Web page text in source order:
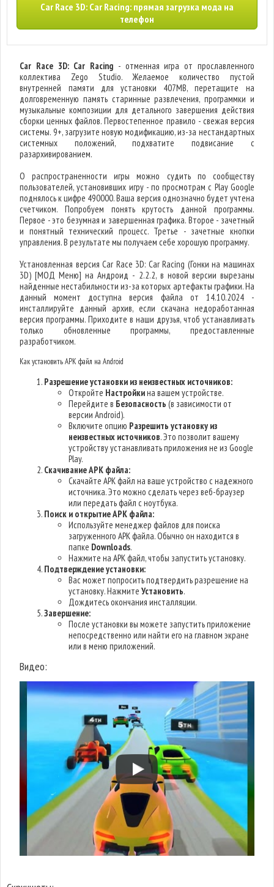
Car Race 3D: Car Racing: прямая загрузка мода на
телефон
Car Race 3D: Car Racing - отменная игра от прославленного
коллектива Zego Studio. Желаемое количество пустой
внутренней памяти для установки 407MB, перетащите на
долговременную память старинные развлечения, программки и
музыкальные композиции для детального завершения действия
сборки ценных файлов. Первостепенное правило - свежая версия
системы. 9+, загрузите новую модификацию, из-за нестандартных
системных положений, подхватите подвисание с
разархивированием.
О распространенности игры можно судить по сообществу
пользователей, установивших игру - по просмотрам с Play Google
поднялось к цифре 490000. Ваша версия однозначно будет учтена
счетчиком. Попробуем понять крутость данной программы.
Первое - это безумная и завершенная графика. Второе - зачетный
и понятный технический процесс. Третье - зачетные кнопки
управления. В результате мы получаем себе хорошую программу.
Установленная версия Car Race 3D: Car Racing (Гонки на машинах
3D) [МОД Меню] на Андроид - 2.2.2, в новой версии вырезаны
найденные нестабильности из-за которых артефакты графики. На
данный момент доступна версия файла от 14.10.2024 -
инсталлируйте данный архив, если скачана недоработанная
версия программы. Приходите в наши друзья, чтоб устанавливать
только обновленные программы, предоставленные
разработчиком.
Как установить APK файл на Android
Разрешение установки из неизвестных источников:
Откройте Настройкина вашем устройстве.
Перейдите в Безопасность (в зависимости от
версии Android).
Включите опцию Разрешить установку из
неизвестных источников. Это позволит вашему
устройству устанавливать приложения не из Google
Play.
Скачивание APK файла:
Скачайте APK файл на ваше устройство с надежного
источника. Это можно сделать через веб-браузер
или передать файл с ноутбука.
Поиск и открытие APK файла:
Используйте менеджер файлов для поиска
загруженного APK файла. Обычно он находится в
папке Downloads.
Нажмите на APK файл, чтобы запустить установку.
Подтверждение установки:
Вас может попросить подтвердить разрешение на
установку. НажмитеУстановить.
Дождитесь окончания инсталляции.
Завершение:
После установки вы можете запустить приложение
непосредственно или найти его на главном экране
или в меню приложений.
Видео: